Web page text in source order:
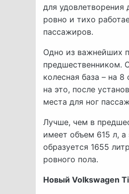
для удовлетворения
ровно и тихо
пассажиров.
Одно из важнейших
предшественником.
колесная база – на
на это, после
места для ног
Лучше, чем в
имеет объем 615 л,
образуется 1655
ровного пола.
Новый Volkswagen